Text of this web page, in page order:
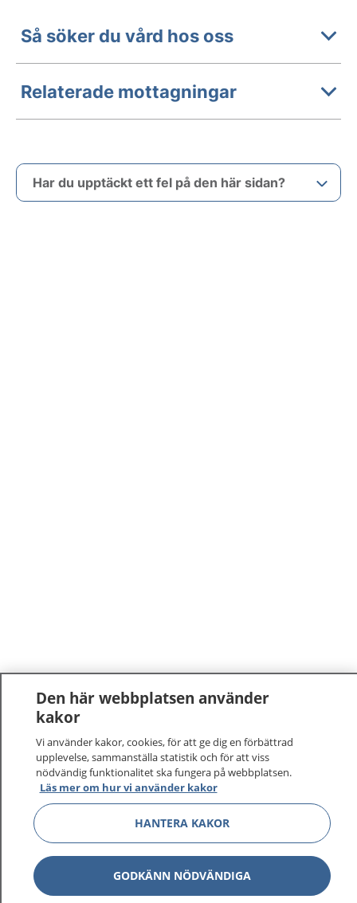
Så söker du vård hos oss
Relaterade mottagningar
Har du upptäckt ett fel på den här sidan?
Den här webbplatsen använder
kakor
Vi använder kakor, cookies, för att ge dig en förbättrad
upplevelse, sammanställa statistik och för att viss
nödvändig funktionalitet ska fungera på webbplatsen.
Läs mer om hur vi använder kakor
HANTERA KAKOR
GODKÄNN NÖDVÄNDIGA